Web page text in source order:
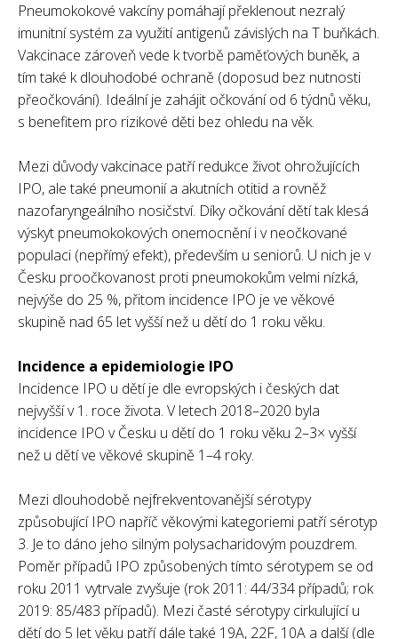
Pneumokokové vakcíny pomáhají překlenout nezralý
imunitní systém za využití antigenů závislých na T buňkách.
Vakcinace zároveň vede k tvorbě paměťových buněk, a
tím také k dlouhodobé ochraně (doposud bez nutnosti
přeočkování). Ideální je zahájit očkování od 6 týdnů věku,
s benefitem pro rizikové děti bez ohledu na věk.
Mezi důvody vakcinace patří redukce život ohrožujících
IPO, ale také pneumonií a akutních otitid a rovněž
nazofaryngeálního nosičství. Díky očkování dětí tak klesá
výskyt pneumokokových onemocnění i v neočkované
populaci (nepřímý efekt), především u seniorů. U nich je v
Česku proočkovanost proti pneumokokům velmi nízká,
nejvýše do 25 %, přitom incidence IPO je ve věkové
skupině nad 65 let vyšší než u dětí do 1 roku věku.
Incidence a epidemiologie IPO
Incidence IPO u dětí je dle evropských i českých dat
nejvyšší v 1. roce života. V letech 2018–2020 byla
incidence IPO v Česku u dětí do 1 roku věku 2–3× vyšší
než u dětí ve věkové skupině 1–4 roky.
Mezi dlouhodobě nejfrekventovanější sérotypy
způsobující IPO napříč věkovými kategoriemi patří sérotyp
3. Je to dáno jeho silným polysacharidovým pouzdrem.
Poměr případů IPO způsobených tímto sérotypem se od
roku 2011 vytrvale zvyšuje (rok 2011: 44/334 případů; rok
2019: 85/483 případů). Mezi časté sérotypy cirkulující u
dětí do 5 let věku patří dále také 19A, 22F, 10A a další (dle